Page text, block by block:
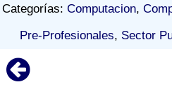
Categorías: Computacion,
Pre-Profesionales, Sector